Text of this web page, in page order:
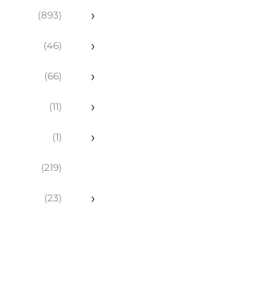
(893) ›
(46) ›
(66) ›
(11) ›
(1) ›
(219)
(23) ›